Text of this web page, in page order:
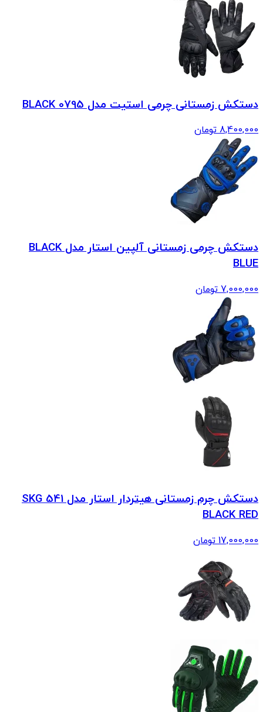
دستکش زمستانی چرمی استیت مدل 0795 BLACK
8,400,000 تومان
دستکش چرمی زمستانی آلپین استار مدل BLACK
BLUE
7,000,000 تومان
دستکش چرم زمستانی هیتردار استار مدل SKG 541
BLACK RED
17,000,000 تومان